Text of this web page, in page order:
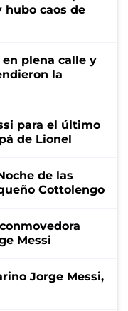
hubo caos de
plena calle y
la
para el último
de Lionel
de las
Cottolengo
Messi
Jorge Messi,